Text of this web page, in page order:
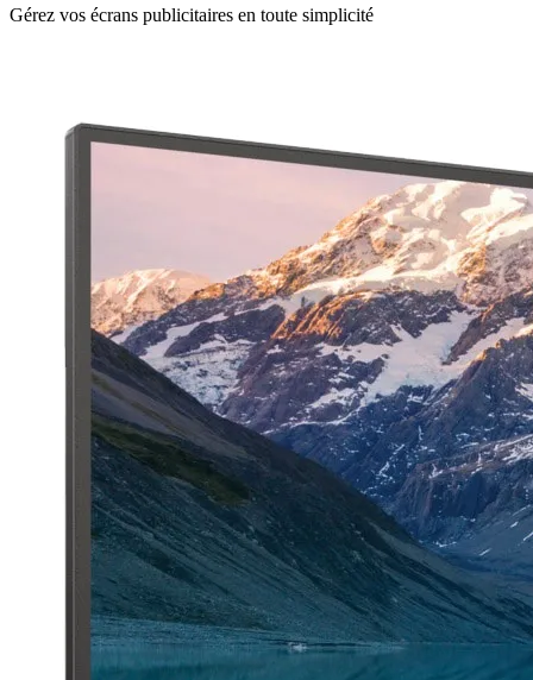
Gérez vos écrans publicitaires en toute simplicité